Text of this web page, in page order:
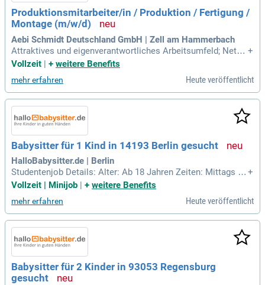
Produktionsmitarbeiter/in / Produktion / Fertigung /
Montage (m/w/d)
Aebi Schmidt Deutschland GmbH | Zell am Hammerbach
Attraktives und eigenverantwortliches Arbeitsumfeld; Nette
s und kompetentes Team; 1-Schicht Betrieb; Attraktiver Stun
den Privatgebrauch zu Firmenkonditionen.
+
Vollzeit | + weitere Benefits
mehr erfahren Heute veröffentlicht
Babysitter für 1 Kind in 14193 Berlin gesucht
HalloBabysitter.de | Berlin
Studentenjob Details: Alter: Ab 18 Jahren Zeiten: Mittags St
undenlohn: Bis 20,00 Euro Anzahl der Kinder: 1 Geburtsjahre
der Kinder: 2017 Tagesmutter: Nein.
+
Vollzeit | Minijob | + weitere Benefits
mehr erfahren Heute veröffentlicht
Babysitter für 2 Kinder in 93053 Regensburg
gesucht